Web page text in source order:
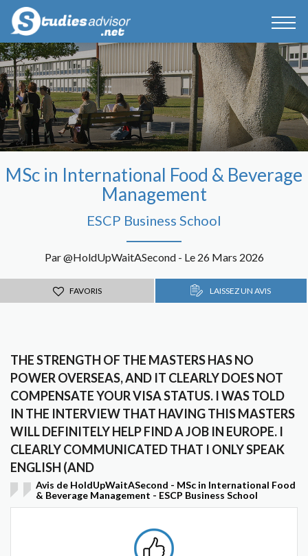
MSc in International Food & Beverage
Management
ESCP Business School
Par @HoldUpWaitASecond - Le 26 Mars 2026
FAVORIS LAISSEZ UN AVIS
THE STRENGTH OF THE MASTERS HAS NO
POWER OVERSEAS, AND IT CLEARLY DOES NOT
COMPENSATE YOUR VISA STATUS. I WAS TOLD
IN THE INTERVIEW THAT HAVING THIS MASTERS
WILL DEFINITELY HELP FIND A JOB IN EUROPE. I
CLEARLY COMMUNICATED THAT I ONLY SPEAK
ENGLISH (AND
Avis de HoldUpWaitASecond - MSc in International Food
& Beverage Management - ESCP Business School